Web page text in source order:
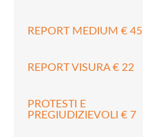
REPORT MEDIUM € 45
REPORT VISURA € 22
PROTESTI E
PREGIUDIZIEVOLI € 7